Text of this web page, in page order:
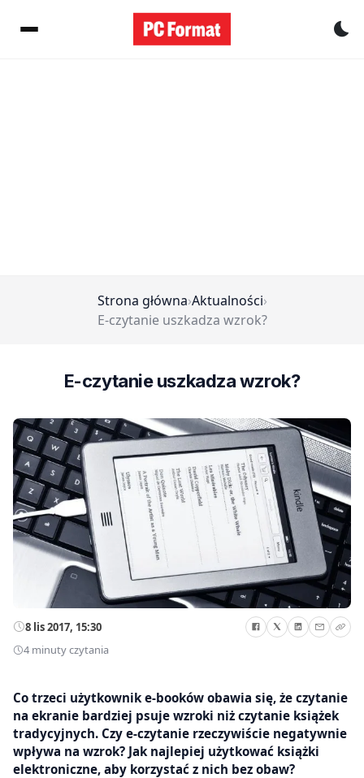
Strona główna›Aktualności›
E-czytanie uszkadza wzrok?
E-czytanie uszkadza wzrok?
8 lis 2017, 15:30
4 minuty czytania
Co trzeci użytkownik e-booków obawia się, że czytanie
na ekranie bardziej psuje wzroki niż czytanie książek
tradycyjnych. Czy e-czytanie rzeczywiście negatywnie
wpływa na wzrok? Jak najlepiej użytkować książki
elektroniczne, aby korzystać z nich bez obaw?